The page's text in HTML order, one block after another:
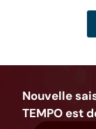
Nouvelle
TEMPO est